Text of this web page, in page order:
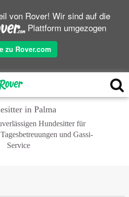
von Rover! Wir sind auf die
Plattform umgezogen
zu Rover.com
in Palma
Hundesitter für
und Gassi-
Service